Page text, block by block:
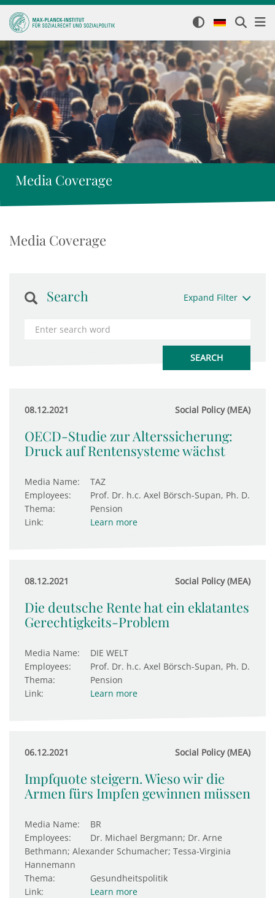
Media Coverage
Media Coverage
Search Expand Filter
08.12.2021 Social Policy (MEA)
OECD-Studie zur Alterssicherung:
Druck auf Rentensysteme wächst
Media Name:
TAZ
Employees:
Prof. Dr. h.c. Axel Börsch-Supan, Ph. D.
Thema:
Pension
Link:
Learn more
08.12.2021 Social Policy (MEA)
Die deutsche Rente hat ein eklatantes
Gerechtigkeits-Problem
Media Name:
DIE WELT
Employees:
Prof. Dr. h.c. Axel Börsch-Supan, Ph. D.
Thema:
Pension
Link:
Learn more
06.12.2021 Social Policy (MEA)
Impfquote steigern. Wieso wir die
Armen fürs Impfen gewinnen müssen
Media Name:
BR
Employees:
Dr. Michael Bergmann; Dr. Arne
Bethmann; Alexander Schumacher; Tessa-Virginia
Hannemann
Thema:
Gesundheitspolitik
Link:
Learn more